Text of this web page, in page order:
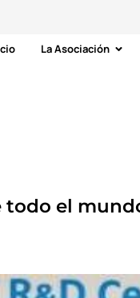
La Asociación
el